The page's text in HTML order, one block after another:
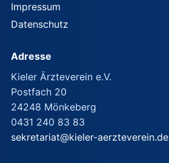
Impressum
Datenschutz
Adresse
Kieler Ärzteverein e.V.
Postfach 20
24248 Mönkeberg
0431 240 83 83
sekretariat@kieler-aerzteverein.de